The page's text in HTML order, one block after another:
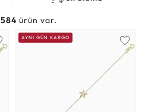
584ürün var.
AYNI GÜN KARGO